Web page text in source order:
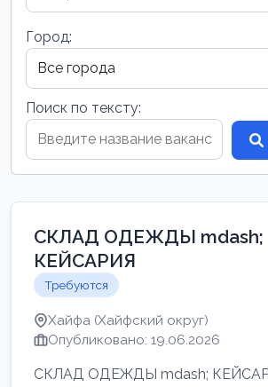
Город:
Поиск по тексту:
СКЛАД ОДЕЖДЫ mdash;
КЕЙСАРИЯ
Требуются
Хайфа (Хайфский округ)
Опубликовано: 19.06.2026
СКЛАД ОДЕЖДЫ mdash;